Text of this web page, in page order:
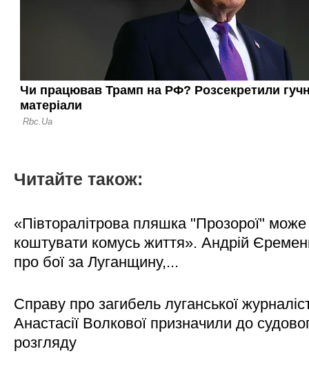
Читайте також:
«Півторалітрова пляшка "Прозорої" може
коштувати комусь життя». Андрій
про бої за Луганщину,...
Справу про загибель луганської
Анастасії Волкової призначили до
розгляду